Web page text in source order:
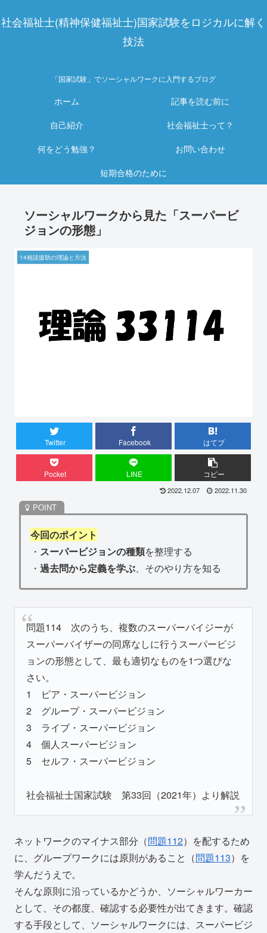
社会福祉士(精神保健福祉士)国家試験をロジカルに解く
技法
「国家試験」でソーシャルワークに入門するブログ
ホーム
記事を読む前に
自己紹介
社会福祉士って？
何をどう勉強？
お問い合わせ
短期合格のために
ソーシャルワークから見た「スーパービ
ジョンの形態」
14相談援助の理論と方法
Twitter Facebook はてブ
Pocket LINE コピー
2022.12.07 2022.11.30
今回のポイント
・ スーパービジョンの種類を整理する
・ 過去問から定義を学ぶ、そのやり方を知る
問題114 次のうち、複数のスーパーバイジーが
スーパーバイザーの同席なしに行うスーパービジ
ョンの形態として、最も適切なものを1つ選びな
さい。
1 ピア・スーパービジョン
2 グループ・スーパービジョン
3 ライブ・スーパービジョン
4 個人スーパービジョン
5 セルフ・スーパービジョン
社会福祉士国家試験 第33回（2021年）より解説
ネットワークのマイナス部分（問題112）を配するため
に、グループワークには原則があること（問題113）を
学んだうえで。
そんな原則に沿っているかどうか、ソーシャルワーカー
として、その都度、確認する必要性が出てきます。確認
する手段として、ソーシャルワークには、スーパービジ